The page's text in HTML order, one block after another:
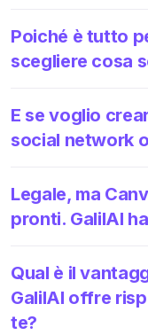
Poiché è tutto
scegliere cosa
E se voglio
social network
Legale, ma
pronti. GalilAI
Qual è il
GalilAI offre
te?